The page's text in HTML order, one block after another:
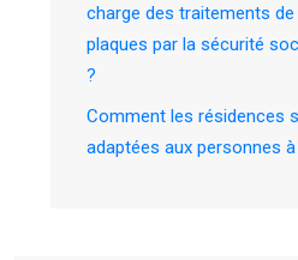
charge des traitements
plaques par la sécurité
?
Comment les résidences
adaptées aux personnes